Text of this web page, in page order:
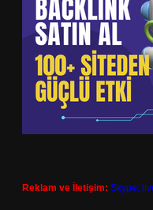
Reklam ve İletişim: Skype: